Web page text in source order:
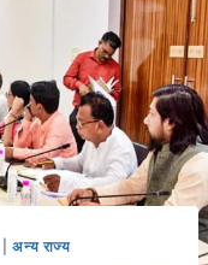
|अन्य राज्य